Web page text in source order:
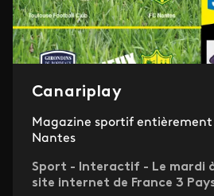
Canariplay
Magazine sportif entièrement
Nantes
Sport - Interactif - Le mardi
site internet de France 3